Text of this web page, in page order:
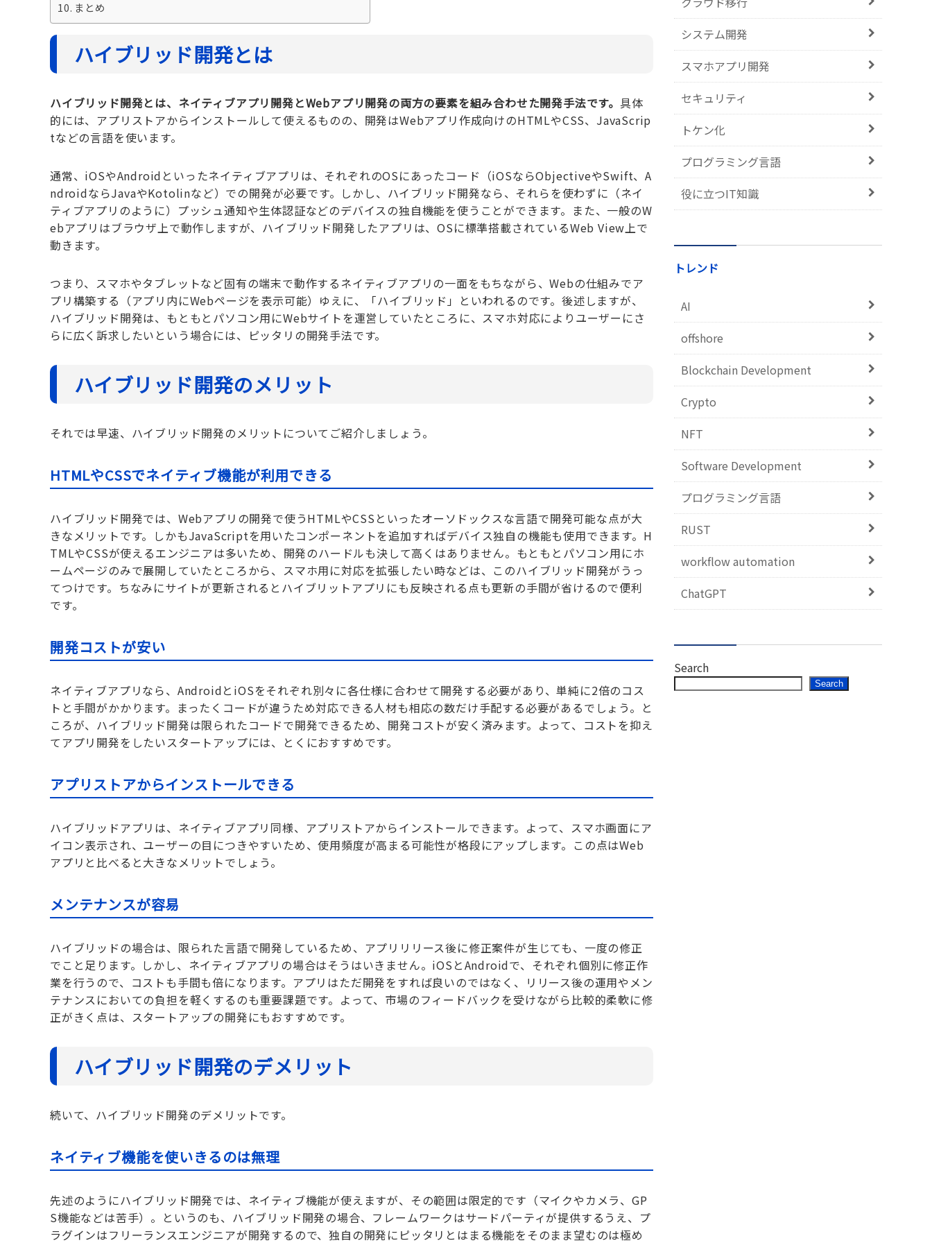
まとめ
ハイブリッド開発とは
ハイブリッド開発とは、ネイティブアプリ開発とWebアプリ開発の両方の要素を組み合わせた開発手法です。 具体
的には、アプリストアからインストールして使えるものの、開発はWebアプリ作成向けのHTMLやCSS、JavaScrip
tなどの言語を使います。
通常、iOSやAndroidといったネイティブアプリは、それぞれのOSにあったコード（iOSならObjectiveやSwift、A
ndroidならJavaやKotolinなど）での開発が必要です。しかし、ハイブリッド開発なら、それらを使わずに（ネイ
ティブアプリのように）プッシュ通知や生体認証などのデバイスの独自機能を使うことができます。また、一般のW
ebアプリはブラウザ上で動作しますが、ハイブリッド開発したアプリは、OSに標準搭載されているWeb View上で
動きます。
つまり、スマホやタブレットなど固有の端末で動作するネイティブアプリの一面をもちながら、Webの仕組みでア
プリ構築する（アプリ内にWebページを表示可能）ゆえに、「ハイブリッド」といわれるのです。後述しますが、
ハイブリッド開発は、もともとパソコン用にWebサイトを運営していたところに、スマホ対応によりユーザーにさ
らに広く訴求したいという場合には、ピッタリの開発手法です。
ハイブリッド開発のメリット
それでは早速、ハイブリッド開発のメリットについてご紹介しましょう。
HTMLやCSSでネイティブ機能が利用できる
ハイブリッド開発では、Webアプリの開発で使うHTMLやCSSといったオーソドックスな言語で開発可能な点が大
きなメリットです。しかもJavaScriptを用いたコンポーネントを追加すればデバイス独自の機能も使用できます。H
TMLやCSSが使えるエンジニアは多いため、開発のハードルも決して高くはありません。もともとパソコン用にホ
ームページのみで展開していたところから、スマホ用に対応を拡張したい時などは、このハイブリッド開発がうっ
てつけです。ちなみにサイトが更新されるとハイブリットアプリにも反映される点も更新の手間が省けるので便利
です。
開発コストが安い
ネイティブアプリなら、AndroidとiOSをそれぞれ別々に各仕様に合わせて開発する必要があり、単純に2倍のコス
トと手間がかかります。まったくコードが違うため対応できる人材も相応の数だけ手配する必要があるでしょう。と
ころが、ハイブリッド開発は限られたコードで開発できるため、開発コストが安く済みます。よって、コストを抑え
てアプリ開発をしたいスタートアップには、とくにおすすめです。
アプリストアからインストールできる
ハイブリッドアプリは、ネイティブアプリ同様、アプリストアからインストールできます。よって、スマホ画面にア
イコン表示され、ユーザーの目につきやすいため、使用頻度が高まる可能性が格段にアップします。この点はWeb
アプリと比べると大きなメリットでしょう。
メンテナンスが容易
ハイブリッドの場合は、限られた言語で開発しているため、アプリリリース後に修正案件が生じても、一度の修正
でこと足ります。しかし、ネイティブアプリの場合はそうはいきません。iOSとAndroidで、それぞれ個別に修正作
業を行うので、コストも手間も倍になります。アプリはただ開発をすれば良いのではなく、リリース後の運用やメン
テナンスにおいての負担を軽くするのも重要課題です。よって、市場のフィードバックを受けながら比較的柔軟に修
正がきく点は、スタートアップの開発にもおすすめです。
ハイブリッド開発のデメリット
続いて、ハイブリッド開発のデメリットです。
ネイティブ機能を使いきるのは無理
先述のようにハイブリッド開発では、ネイティブ機能が使えますが、その範囲は限定的です（マイクやカメラ、GP
S機能などは苦手）。というのも、ハイブリッド開発の場合、フレームワークはサードパーティが提供するうえ、プ
ラグインはフリーランスエンジニアが開発するので、独自の開発にピッタリとはまる機能をそのまま望むのは極め
システム開発
スマホアプリ開発
セキュリティ
トケン化
プログラミング言語
役に立つIT知識
トレンド
AI
offshore
Blockchain Development
Crypto
NFT
Software Development
プログラミング言語
RUST
workflow automation
ChatGPT
Search
Search